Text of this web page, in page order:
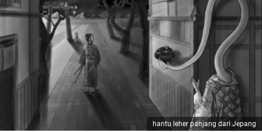
hantu leher panjang dari Jepang